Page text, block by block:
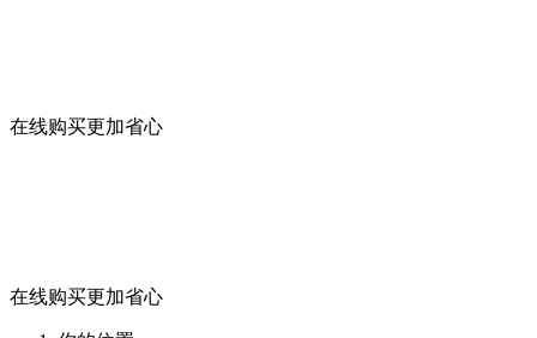
在线购买更加省心
在线购买更加省心